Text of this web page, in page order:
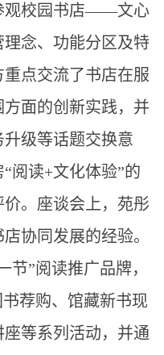
观校园书店——文心
念、功能分区及特
点交流了书店在服
面的创新实践，并
级等话题交换意
阅读+文化体验”的
。 座谈会上，苑彤
协同发展的经验。
节”阅读推广品牌，
荐购、馆藏新书现
等系列活动，并通